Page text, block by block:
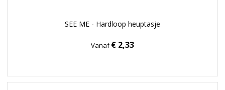
SEE ME - Hardloop heuptasje
Vanaf€ 2,33